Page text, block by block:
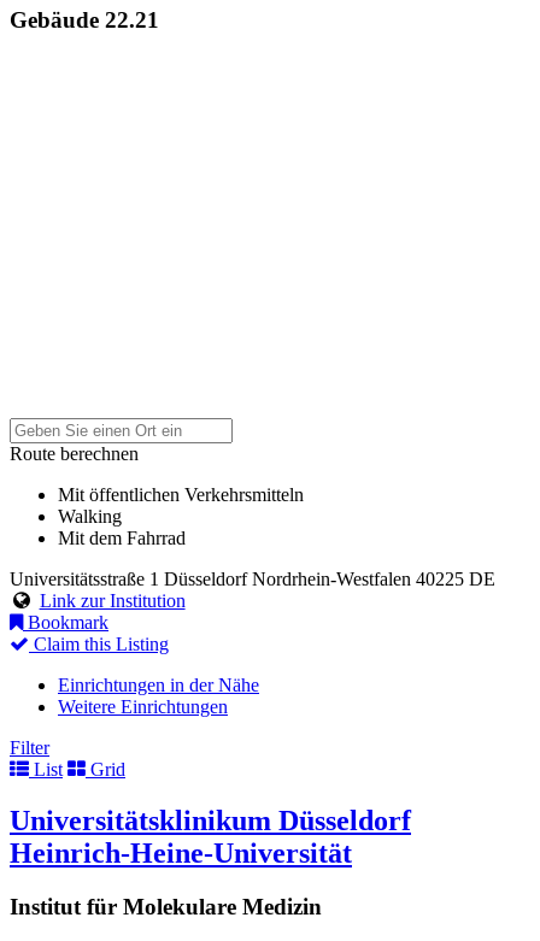
Gebäude 22.21
Route berechnen
Mit öffentlichen Verkehrsmitteln
Walking
Mit dem Fahrrad
Universitätsstraße 1 Düsseldorf Nordrhein-Westfalen 40225 DE
Link zur Institution
Bookmark
Claim this Listing
Einrichtungen in der Nähe
Weitere Einrichtungen
Filter
List
Grid
Universitätsklinikum Düsseldorf
Heinrich-Heine-Universität
Institut für Molekulare Medizin